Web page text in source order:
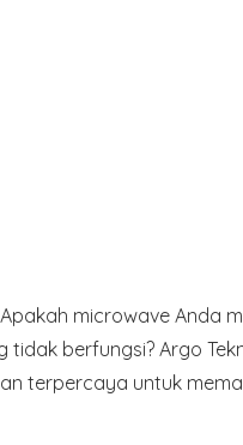
microwave Anda
tidak berfungsi? Argo
terpercaya untuk